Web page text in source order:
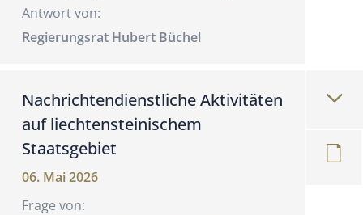
Antwort von:
Regierungsrat Hubert Büchel
Nachrichtendienstliche Aktivitäten
auf liechtensteinischem
Staatsgebiet
06. Mai 2026
Frage von: